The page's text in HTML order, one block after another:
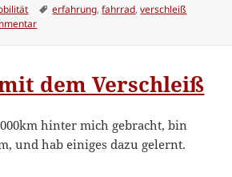
Schlagwörter
erfahrung,fahrrad,verschleiß
zu Reparaturen und Spielzeug
dem Verschleiß
hinter mich gebracht, bin
und hab einiges dazu gelernt.